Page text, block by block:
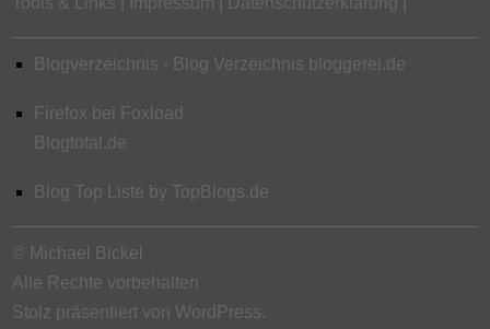
Blogverzeichnis - Blog Verzeichnis bloggerei.de
Firefox bei Foxload
Blogtotal.de
Blog Top Liste by TopBlogs.de
© Michael Bickel
Alle Rechte vorbehalten
Stolz präsentiert von WordPress.